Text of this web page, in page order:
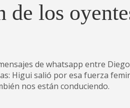
de los
de whatsapp entre
Higui salió por esa fuerza
nos están conduciendo.